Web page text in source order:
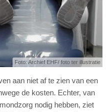
Foto: Archief EHF/ foto ter illustratie
aan niet af te zien van een
de kosten. Echter, van
nodig hebben, ziet